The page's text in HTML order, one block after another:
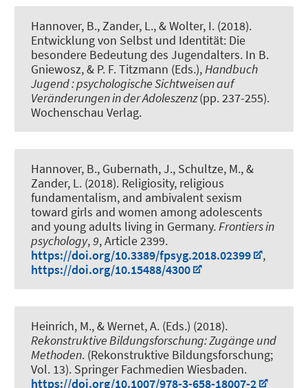
Hannover, B., Zander, L., & Wolter, I. (2018).
Entwicklung von Selbst und Identität: Die
besondere Bedeutung des Jugendalters. In B.
Gniewosz, & P. F. Titzmann (Eds.),Handbuch
Jugend : psychologische Sichtweisen auf
Veränderungen in der Adoleszenz(pp. 237-255).
Wochenschau Verlag.
Hannover, B., Gubernath, J., Schultze, M., &
Zander, L. (2018). Religiosity, religious
fundamentalism, and ambivalent sexism
toward girls and women among adolescents
and young adults living in Germany.Frontiers in
psychology,9, Article 2399.
https://doi.org/10.3389/fpsyg.2018.02399
,
https://doi.org/10.15488/4300
Heinrich, M., & Wernet, A. (Eds.) (2018).
Rekonstruktive Bildungsforschung: Zugänge und
Methoden. (Rekonstruktive Bildungsforschung;
Vol. 13). Springer Fachmedien Wiesbaden.
https://doi.org/10.1007/978-3-658-18007-2